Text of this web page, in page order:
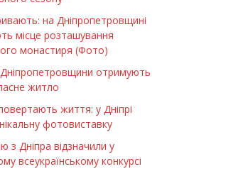
на Дніпропетровщині
місце розташування
монастиря (Фото)
отримують
житло
життя: у Дніпрі
фотовиставку
з Дніпра відзначили у
всеукраїнському конкурсі